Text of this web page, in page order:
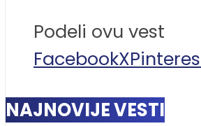
Podeli ovu vest
FacebookX
NAJNOVIJE VESTI